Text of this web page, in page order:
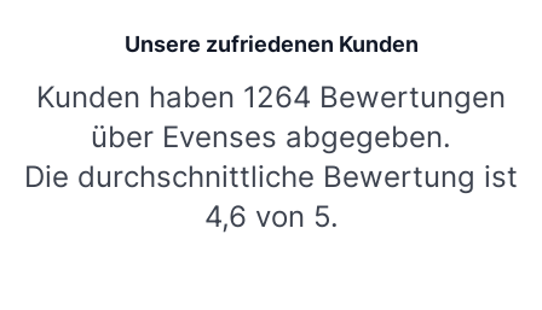
Unsere zufriedenen Kunden
Kunden haben 1264 Bewertungen
über Evenses abgegeben.
Die durchschnittliche Bewertung ist
4,6 von 5.